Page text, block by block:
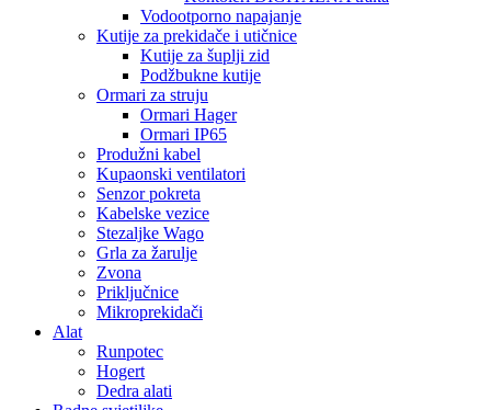
Vodootporno napajanje
Kutije za prekidače i utičnice
Kutije za šuplji zid
Podžbukne kutije
Ormari za struju
Ormari Hager
Ormari IP65
Produžni kabel
Kupaonski ventilatori
Senzor pokreta
Kabelske vezice
Stezaljke Wago
Grla za žarulje
Zvona
Priključnice
Mikroprekidači
Alat
Runpotec
Hogert
Dedra alati